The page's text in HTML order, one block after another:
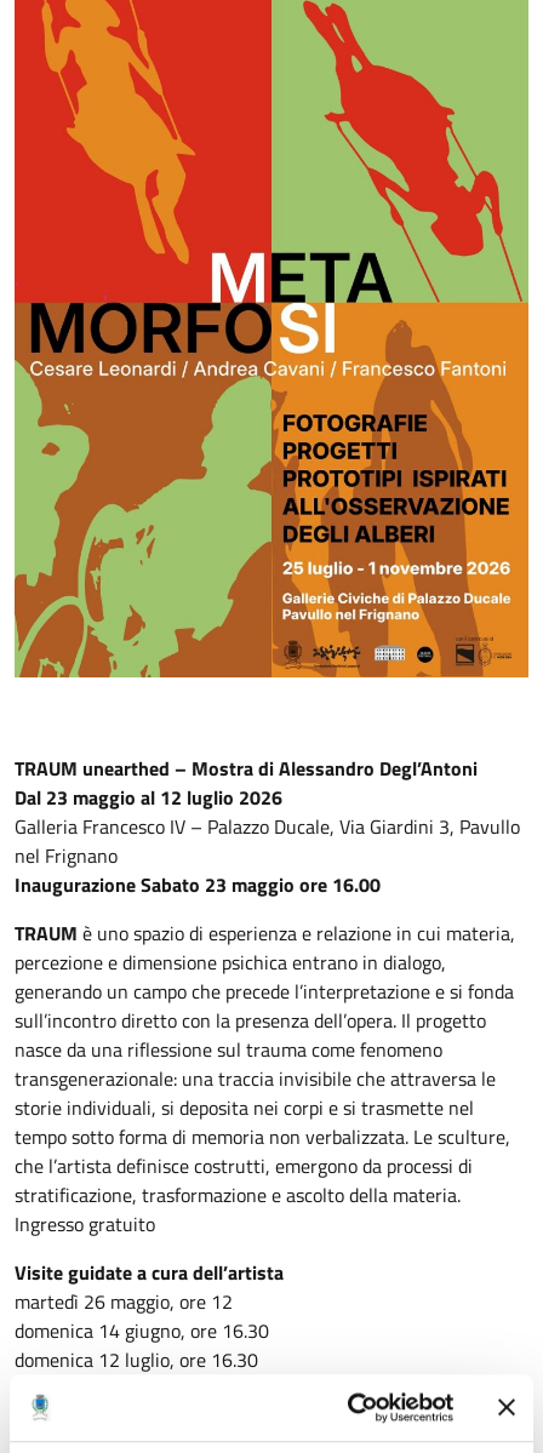
TRAUM unearthed – Mostra di Alessandro Degl’Antoni
Dal 23 maggio al 12 luglio 2026
Galleria Francesco IV – Palazzo Ducale, Via Giardini 3, Pavullo
nel Frignano
Inaugurazione Sabato 23 maggio ore 16.00
TRAUM è uno spazio di esperienza e relazione in cui materia,
percezione e dimensione psichica entrano in dialogo,
generando un campo che precede l’interpretazione e si fonda
sull’incontro diretto con la presenza dell’opera. Il progetto
nasce da una riflessione sul trauma come fenomeno
transgenerazionale: una traccia invisibile che attraversa le
storie individuali, si deposita nei corpi e si trasmette nel
tempo sotto forma di memoria non verbalizzata. Le sculture,
che l’artista definisce costrutti, emergono da processi di
stratificazione, trasformazione e ascolto della materia.
Ingresso gratuito
Visite guidate a cura dell’artista
martedì 26 maggio, ore 12
domenica 14 giugno, ore 16.30
domenica 12 luglio, ore 16.30
Per approfondire scarica FRAME – foglio di Galleria